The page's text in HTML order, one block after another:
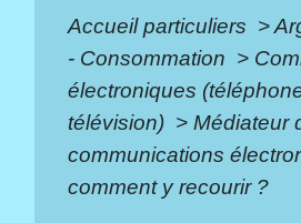
Accueil particuliers >
- Consommation >
électroniques
télévision) > Médiateur
communications
comment y recourir ?